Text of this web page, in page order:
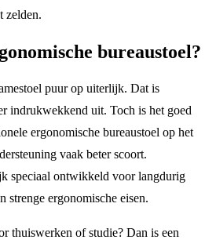
zelden.
bureaustoel?
puur op uiterlijk. Dat is
indrukwekkend uit. Toch is het goed
ergonomische bureaustoel op het
vaak beter scoort.
speciaal ontwikkeld voor langdurig
strenge ergonomische eisen.
thuiswerken of studie? Dan is een